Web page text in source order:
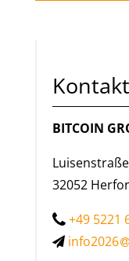
Kontakt
BITCOIN
32052
+49 5221
info2026